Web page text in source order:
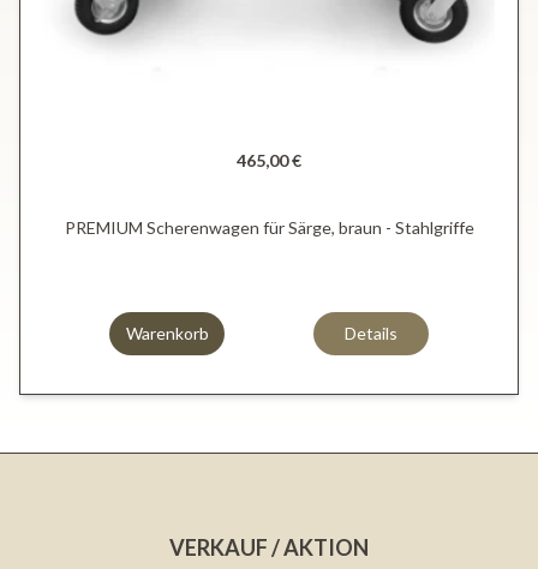
465,00 €
PREMIUM Scherenwagen für Särge, braun - Stahlgriffe
Warenkorb Details
VERKAUF / AKTION